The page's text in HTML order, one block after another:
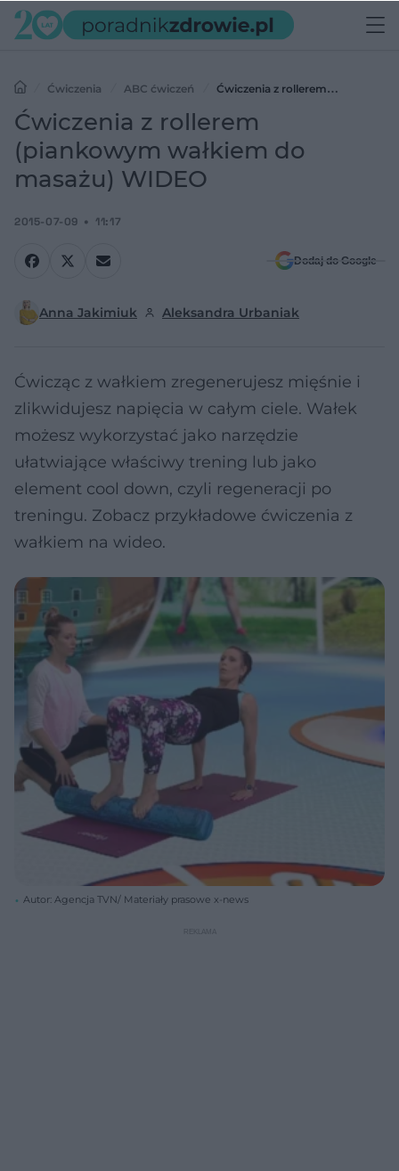
Ćwiczenia ABC ćwiczeń
Ćwiczenia z rollerem
(piankowym wałkiem do masażu) WIDEO
Ćwiczenia z rollerem
(piankowym wałkiem do
masażu) WIDEO
2015-07-09 11:17
Dodaj do Google
Anna Jakimiuk Aleksandra Urbaniak
Ćwicząc z wałkiem zregenerujesz mięśnie i
zlikwidujesz napięcia w całym ciele. Wałek
możesz wykorzystać jako narzędzie
ułatwiające właściwy trening lub jako
element cool down, czyli regeneracji po
treningu. Zobacz przykładowe ćwiczenia z
wałkiem na wideo.
Autor: Agencja TVN/ Materiały prasowe x-news